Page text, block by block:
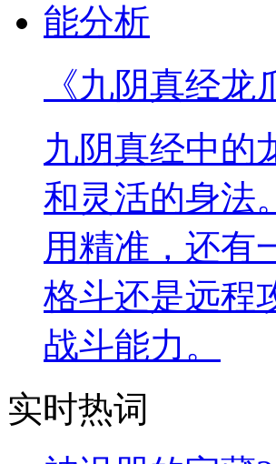
《九阴真经
九阴真经中的
和灵活的身法
用精准，还有
格斗还是远程
战斗能力。
实时热词